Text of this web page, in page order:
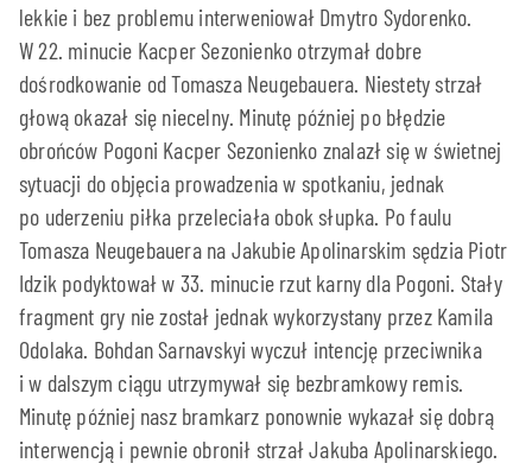
lekkie i bez problemu interweniował Dmytro Sydorenko.
W 22. minucie Kacper Sezonienko otrzymał dobre
dośrodkowanie od Tomasza Neugebauera. Niestety strzał
głową okazał się niecelny. Minutę później po błędzie
obrońców Pogoni Kacper Sezonienko znalazł się w świetnej
sytuacji do objęcia prowadzenia w spotkaniu, jednak
po uderzeniu piłka przeleciała obok słupka. Po faulu
Tomasza Neugebauera na Jakubie Apolinarskim sędzia Piotr
Idzik podyktował w 33. minucie rzut karny dla Pogoni. Stały
fragment gry nie został jednak wykorzystany przez Kamila
Odolaka. Bohdan Sarnavskyi wyczuł intencję przeciwnika
i w dalszym ciągu utrzymywał się bezbramkowy remis.
Minutę później nasz bramkarz ponownie wykazał się dobrą
interwencją i pewnie obronił strzał Jakuba Apolinarskiego.